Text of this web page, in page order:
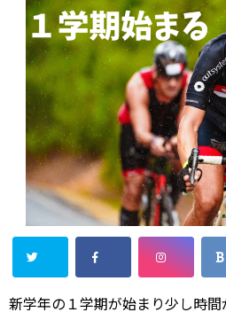
新学年の１学期が始まり少し時間